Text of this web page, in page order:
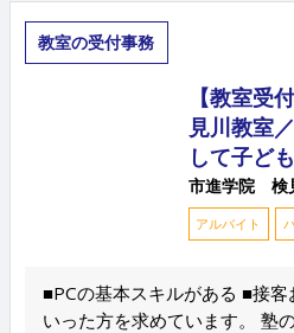
教室の受付事務
【教室
見川教室
して子ど
市進学院 検
アルバイト
■PCの基本スキルがある ■接
いった方を求めています。 塾